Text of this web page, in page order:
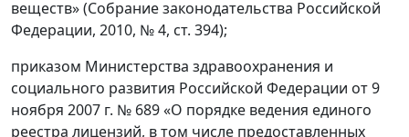
веществ» (Собрание законодательства Российской
Федерации, 2010, № 4, ст. 394);
приказом Министерства здравоохранения и
социального развития Российской Федерации от 9
ноября 2007 г. № 689 «О порядке ведения единого
реестра лицензий, в том числе предоставленных